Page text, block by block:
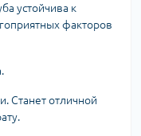
устойчива к
факторов
Станет отличной